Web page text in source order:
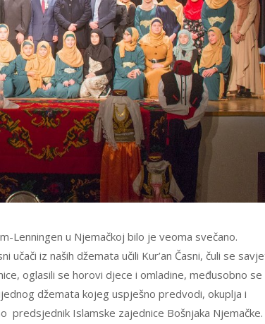
Lenningen u Njemačkoj bilo je veoma svečano.
učači iz naših džemata učili Kur’an Časni, čuli se
oglasili se horovi djece i omladine, međusobno se
džemata kojeg uspješno predvodi, okuplja i
predsjednik Islamske zajednice Bošnjaka Njemačke.